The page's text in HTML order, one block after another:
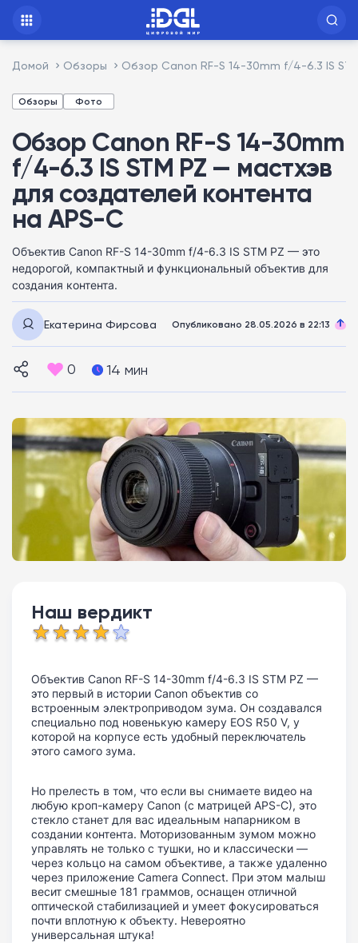
Домой Обзоры Обзор Canon RF-S 14-30mm f/4-6.3 IS
Обзоры Фото
Обзор Canon RF-S 14-30mm
f/4-6.3 IS STM PZ — мастхэв
для создателей контента
на APS-C
Объектив Canon RF-S 14-30mm f/4-6.3 IS STM PZ — это
недорогой, компактный и функциональный объектив для
создания контента.
Екатерина Фирсова Опубликовано 28.05.2026 в 22:13
0 14 мин
Наш вердикт
Объектив Canon RF-S 14-30mm f/4-6.3 IS STM PZ —
это первый в истории Canon объектив со
встроенным электроприводом зума. Он создавался
специально под новенькую камеру EOS R50 V, у
которой на корпусе есть удобный переключатель
этого самого зума.
Но прелесть в том, что если вы снимаете видео на
любую кроп-камеру Canon (с матрицей APS-C), это
стекло станет для вас идеальным напарником в
создании контента. Моторизованным зумом можно
управлять не только с тушки, но и классически —
через кольцо на самом объективе, а также удаленно
через приложение Camera Connect. При этом малыш
весит смешные 181 граммов, оснащен отличной
оптической стабилизацией и умеет фокусироваться
почти вплотную к объекту. Невероятно
универсальная штука!